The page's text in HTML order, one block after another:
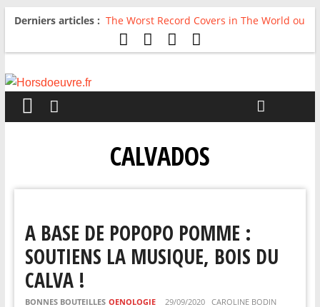
Derniers articles : The Worst Record Covers in The World ou
Comment rire du pire
Avril 2026 : C’est dans les vieux pots
For The First Time, Again : Tyler Ballgame
CALVADOS
A BASE DE POPOPO POMME :
SOUTIENS LA MUSIQUE, BOIS DU
CALVA !
BONNES BOUTEILLES OENOLOGIE 29/09/2020 CAROLINE BODIN